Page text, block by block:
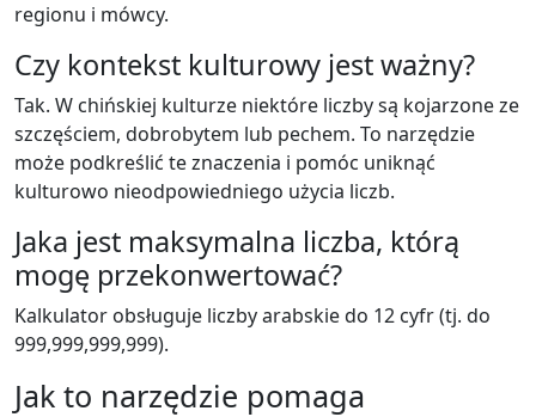
regionu i mówcy.
Czy kontekst kulturowy jest ważny?
Tak. W chińskiej kulturze niektóre liczby są kojarzone ze
szczęściem, dobrobytem lub pechem. To narzędzie
może podkreślić te znaczenia i pomóc uniknąć
kulturowo nieodpowiedniego użycia liczb.
Jaka jest maksymalna liczba, którą
mogę przekonwertować?
Kalkulator obsługuje liczby arabskie do 12 cyfr (tj. do
999,999,999,999).
Jak to narzędzie pomaga